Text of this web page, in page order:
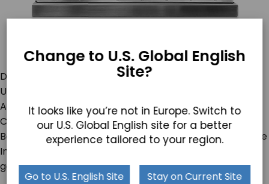
Darüber hinaus spricht die Ausstattung mit mehreren
USB 2.0-, USB 3.2- und USB Typ-C-Anschlüssen sowie
Audioanschlüssen für Mikrofone und Kopfhörer und
COM-Anschlüssen für die Anpassungsfähigkeit und
Benutzerfreundlichkeit des Computers, die eine nahtlose
Integration in verschiedene Arbeitsumgebungen
gewährleistet.
Change to U.S. Global English
Site?
It looks like you’re not in Europe. Switch to
our U.S. Global English site for a better
experience tailored to your region.
Go to U.S. English Site Stay on Current Site